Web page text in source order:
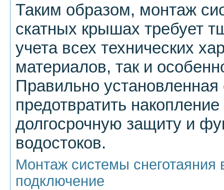
Таким образом, монтаж
скатных крышах требует
учета всех технических
материалов, так и
Правильно
предотвратить
долгосрочную защиту и
водостоков.
Монтаж системы снеготаяния
подключение